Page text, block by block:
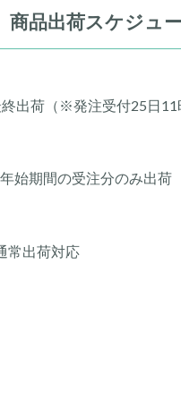
品出荷スケジュ
出荷（※発注受付25日11
始期間の受注分のみ出荷
常出荷対応